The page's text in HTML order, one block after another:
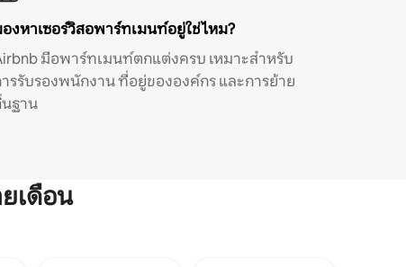
งหาเซอร์วิสอพาร์ทเมนท์อยู่ใช่ไหม?
มีอพาร์ทเมนท์ตกแต่งครบ เหมาะสำหรับ
รรับรองพนักงาน ที่อยู่ขององค์กร และการย้าย
ฐาน
เดือน